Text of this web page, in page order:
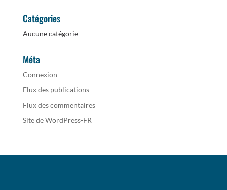
Catégories
Aucune catégorie
Méta
Connexion
Flux des publications
Flux des commentaires
Site de WordPress-FR